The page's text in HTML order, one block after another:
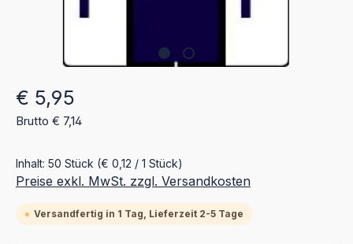
Regulärer Preis:
€ 5,95
Brutto € 7,14
Inhalt: 50 Stück (€ 0,12 / 1 Stück)
Preise exkl. MwSt. zzgl. Versandkosten
Versandfertig in 1 Tag, Lieferzeit 2-5 Tage